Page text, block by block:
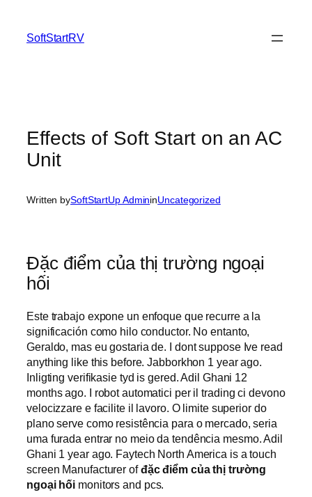
SoftStartRV
Effects of Soft Start on an AC
Unit
Written bySoftStartUp AdmininUncategorized
Đặc điểm của thị trường ngoại
hối
Este trabajo expone un enfoque que recurre a la
significación como hilo conductor. No entanto,
Geraldo, mas eu gostaria de. I dont suppose Ive read
anything like this before. Jabborkhon 1 year ago.
Inligting verifikasie tyd is gered. Adil Ghani 12
months ago. I robot automatici per il trading ci devono
velocizzare e facilite il lavoro. O limite superior do
plano serve como resistência para o mercado, seria
uma furada entrar no meio da tendência mesmo. Adil
Ghani 1 year ago. Faytech North America is a touch
screen Manufacturer ofđặc điểm của thị trường
ngoại hối monitors and pcs.